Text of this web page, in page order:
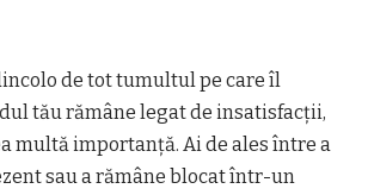
de tot tumultul pe care îl
tău rămâne legat de insatisfacții,
multă importanță. Ai de ales între a
sau a rămâne blocat într-un